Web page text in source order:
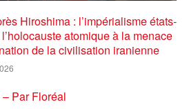
Hiroshima : l’impérialisme états-
atomique à la menace
de la civilisation iranienne
Par Floréal